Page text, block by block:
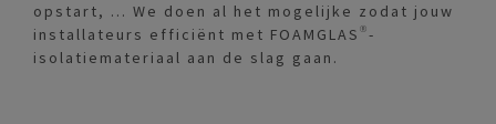
opstart, … We doen al het mogelijke zodat jouw
installateurs efficiënt met FOAMGLAS®-
isolatiemateriaal aan de slag gaan.